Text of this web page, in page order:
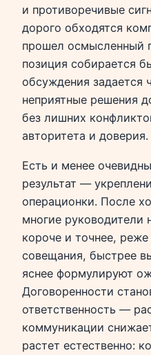
и противоречивые
дорого обходятся
прошел осмысленный
позиция собирается
обсуждения задается
неприятные решения
без лишних
авторитета и доверия.
Есть и менее
результат —
операционки. После
многие руководители
короче и точнее,
совещания, быстрее
яснее формулируют
Договоренности
ответственность —
коммуникации
растет естественно: